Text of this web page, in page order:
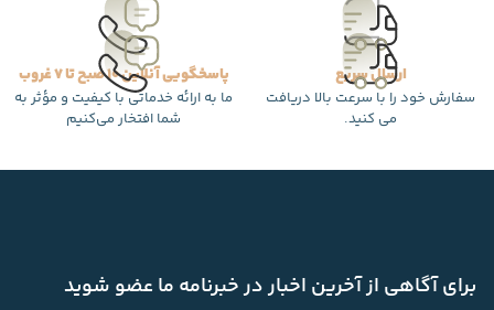
ارسال سریع
سفارش خود را با سرعت بالا دریافت
می کنید.
پاسخگویی آنلاین 10 صبح تا 7 غروب
ما به ارائه خدماتی با کیفیت و مؤثر به
شما افتخار می‌کنیم
برای آگاهی از آخرین اخبار در خبرنامه ما عضو شوید